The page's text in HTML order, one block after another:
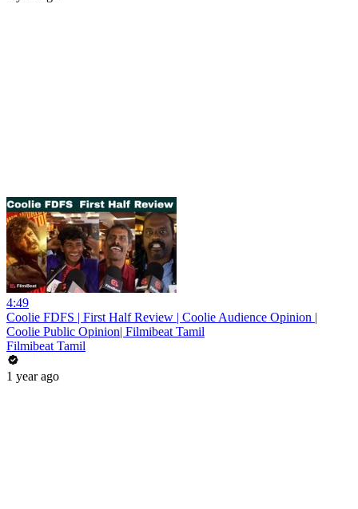
4:49
Coolie FDFS | First Half Review | Coolie Audience Opinion |
Coolie Public Opinion| Filmibeat Tamil
Filmibeat Tamil
1 year ago